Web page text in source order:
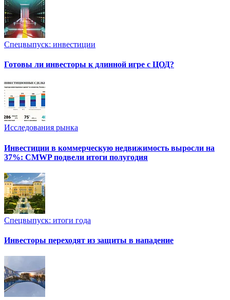
Спецвыпуск: инвестиции
Готовы ли инвесторы к длинной игре с ЦОД?
Исследования рынка
Инвестиции в коммерческую недвижимость выросли на
37%: CMWP подвели итоги полугодия
Спецвыпуск: итоги года
Инвесторы переходят из защиты в нападение